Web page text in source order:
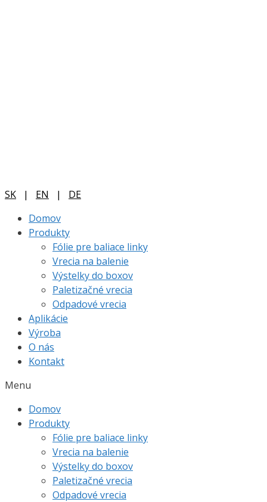
SK | EN | DE
Domov
Produkty
Fólie pre baliace linky
Vrecia na balenie
Výstelky do boxov
Paletizačné vrecia
Odpadové vrecia
Aplikácie
Výroba
O nás
Kontakt
Menu
Domov
Produkty
Fólie pre baliace linky
Vrecia na balenie
Výstelky do boxov
Paletizačné vrecia
Odpadové vrecia